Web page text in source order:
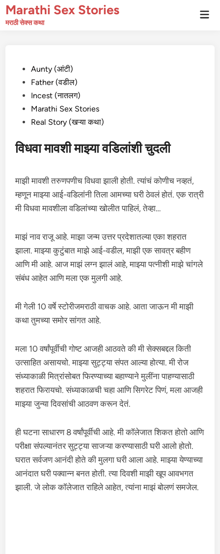
Skip
toMarathi Sex Stories
मराठी सेक्स कथा
PostedAunty (आंटी)
Father (वडील)
Incest (नातलग)
Marathi Sex Stories
Real Story (खऱ्या कथा)
विधवा मावशी माझ्या वडिलांशी चुदली
माझी मावशी तरुणपणीच विधवा झाली होती. त्यांचं कोणीच नव्हतं,
म्हणून माझ्या आई-वडिलांनी तिला आमच्या घरी ठेवलं होतं. एक रात्री
मी विधवा मावशीला वडिलांच्या खोलीत पाहिलं, तेव्हा…
माझं नाव राजू आहे. माझा जन्म उत्तर प्रदेशातल्या एका शहरात
झाला. माझ्या कुटुंबात माझे आई-वडील, माझी एक सावत्र बहीण
आणि मी आहे. आज माझं लग्न झालं आहे, माझ्या पत्नीशी माझे चांगले
संबंध आहेत आणि मला एक मुलगी आहे.
मी गेली 10 वर्षे स्टोरीजमराठी वाचक आहे. आता जाऊन मी माझी
कथा तुमच्या समोर सांगत आहे.
मला 10 वर्षांपूर्वीची गोष्ट आजही आठवते की मी सेक्सबद्दल किती
उत्साहित असायचो. माझ्या सुट्ट्या संपत आल्या होत्या. मी रोज
संध्याकाळी मित्रांसोबत फिरण्याच्या बहाण्याने मुलींना पाहण्यासाठी
शहरात फिरायचो. संध्याकाळची चहा आणि सिगरेट पिणं, मला आजही
माझ्या जुन्या दिवसांची आठवण करून देतं.
ही घटना साधारण 8 वर्षांपूर्वीची आहे. मी कॉलेजात शिकत होतो आणि
परीक्षा संपल्यानंतर सुट्ट्या साजऱ्या करण्यासाठी घरी आलो होतो.
घरात सर्वजण आनंदी होते की मुलगा घरी आला आहे. माझ्या येण्याच्या
आनंदात घरी पक्वान्न बनत होती. त्या दिवशी माझी खूप आवभगत
झाली. जे लोक कॉलेजात राहिले आहेत, त्यांना माझं बोलणं समजेल.